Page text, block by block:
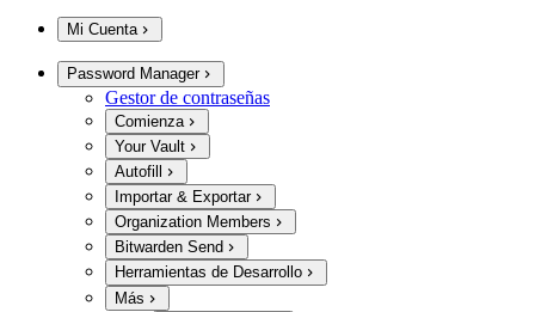
Mi Cuenta
Password Manager
Gestor de contraseñas
Comienza
Your Vault
Autofill
Importar & Exportar
Organization Members
Bitwarden Send
Herramientas de Desarrollo
Más